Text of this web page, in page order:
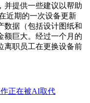
并提供一些建议以帮助
近期的一次设备更新
数据（包括设计图纸和
额巨大。经过一个月的
离职员工在更换设备前